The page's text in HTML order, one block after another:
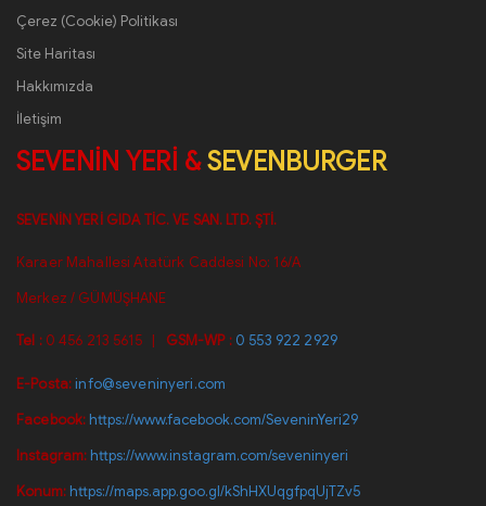
Çerez (Cookie) Politikası
Site Haritası
Hakkımızda
İletişim
SEVENİN YERİ & SEVENBURGER
SEVENİN YERİ GIDA TİC. VE SAN. LTD. ŞTİ.
Karaer Mahallesi Atatürk Caddesi No: 16/A
Merkez / GÜMÜŞHANE
Tel :0 456 213 5615 | GSM-WP : 0 553 922 2929
E-Posta: info@seveninyeri.com
Facebook: https://www.facebook.com/SeveninYeri29
Instagram: https://www.instagram.com/seveninyeri
Konum: https://maps.app.goo.gl/kShHXUqgfpqUjTZv5